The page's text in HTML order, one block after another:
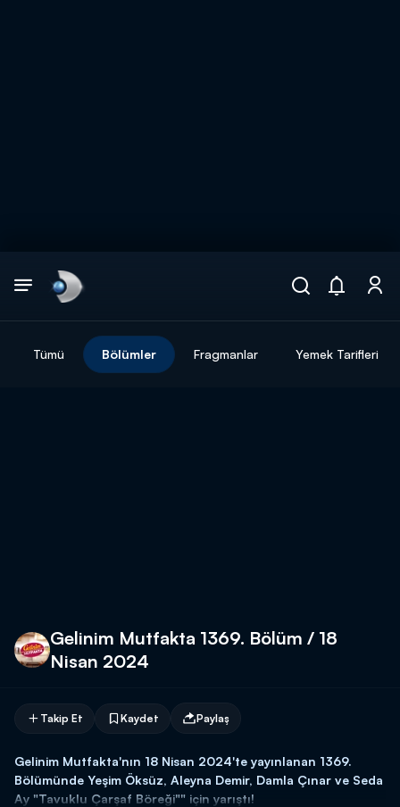
Tümü Bölümler Fragmanlar Yemek Tarifleri
Gelinim Mutfakta 1369. Bölüm / 18
Nisan 2024
Takip Et Kaydet Paylaş
Gelinim Mutfakta'nın 18 Nisan 2024'te yayınlanan 1369.
Bölümünde Yeşim Öksüz, Aleyna Demir, Damla Çınar ve Seda
Ay "Tavuklu Çarşaf Böreği"" için yarıştı!